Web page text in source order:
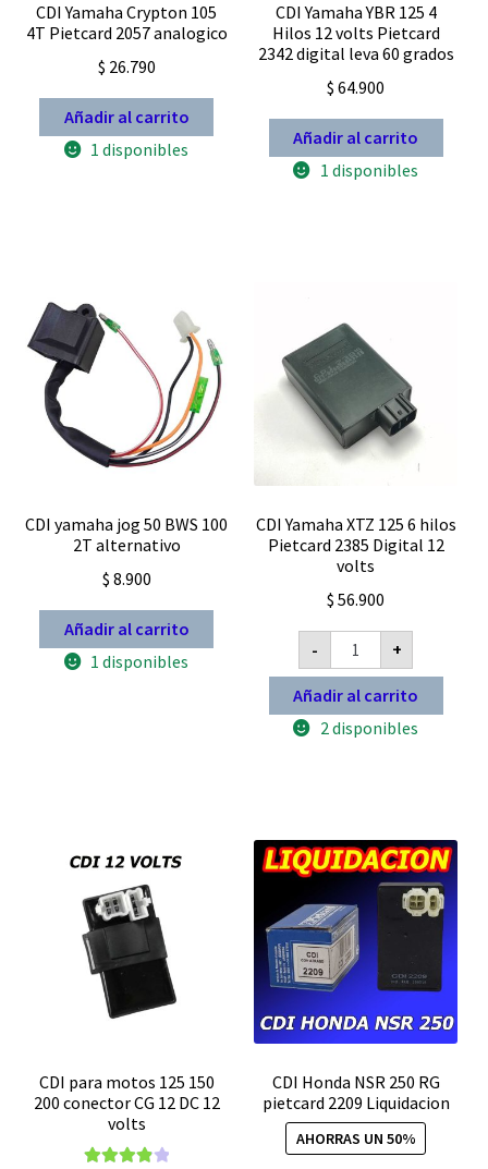
CDI Yamaha Crypton 105
4T Pietcard 2057 analogico
$ 26.790
Añadir al carrito
1 disponibles
CDI Yamaha YBR 125 4
Hilos 12 volts Pietcard
2342 digital leva 60 grados
$ 64.900
Añadir al carrito
1 disponibles
CDI yamaha jog 50 BWS 100
2T alternativo
$ 8.900
Añadir al carrito
1 disponibles
CDI Yamaha XTZ 125 6 hilos
Pietcard 2385 Digital 12
volts
$ 56.900
-
CDI
Yamaha
XTZ
125
6
hilos
Pietcard
+
Añadir al carrito
2 disponibles
CDI para motos 125 150
200 conector CG 12 DC 12
volts
CDI Honda NSR 250 RG
pietcard 2209 Liquidacion
AHORRAS UN 50%